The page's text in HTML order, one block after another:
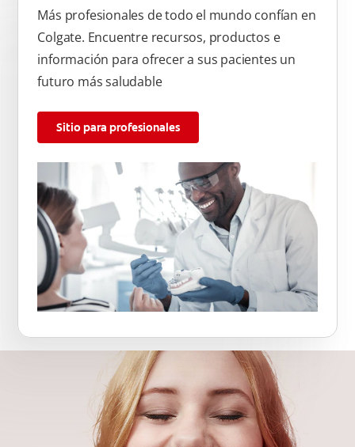
Más profesionales de todo el mundo confían en
Colgate. Encuentre recursos, productos e
información para ofrecer a sus pacientes un
futuro más saludable
Sitio para profesionales